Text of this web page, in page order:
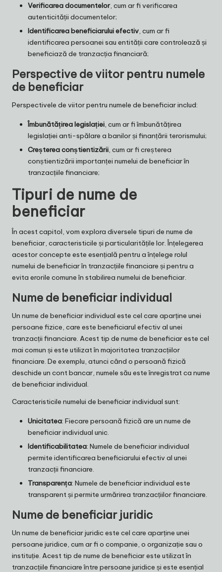
Verificarea documentelor, cum ar fi verificarea
autenticității documentelor;
Identificarea beneficiarului efectiv, cum ar fi
identificarea persoanei sau entității care controlează și
beneficiază de tranzacția financiară;
Perspective de viitor pentru numele
de beneficiar
Perspectivele de viitor pentru numele de beneficiar includ:
Îmbunătățirea legislației, cum ar fi îmbunătățirea
legislației anti-spălare a banilor și finanțării terorismului;
Creșterea conștientizării, cum ar fi creșterea
conștientizării importanței numelui de beneficiar în
tranzacțiile financiare;
Tipuri de nume de
beneficiar
În acest capitol, vom explora diversele tipuri de nume de
beneficiar, caracteristicile și particularitățile lor. Înțelegerea
acestor concepte este esențială pentru a înțelege rolul
numelui de beneficiar în tranzacțiile financiare și pentru a
evita erorile comune în stabilirea numelui de beneficiar.
Nume de beneficiar individual
Un nume de beneficiar individual este cel care aparține unei
persoane fizice, care este beneficiarul efectiv al unei
tranzacții financiare. Acest tip de nume de beneficiar este cel
mai comun și este utilizat în majoritatea tranzacțiilor
financiare. De exemplu, atunci când o persoană fizică
deschide un cont bancar, numele său este înregistrat ca nume
de beneficiar individual.
Caracteristicile numelui de beneficiar individual sunt:
Unicitatea: Fiecare persoană fizică are un nume de
beneficiar individual unic.
Identificabilitatea: Numele de beneficiar individual
permite identificarea beneficiarului efectiv al unei
tranzacții financiare.
Transparența: Numele de beneficiar individual este
transparent și permite urmărirea tranzacțiilor financiare.
Nume de beneficiar juridic
Un nume de beneficiar juridic este cel care aparține unei
persoane juridice, cum ar fi o companie, o organizație sau o
instituție. Acest tip de nume de beneficiar este utilizat în
tranzacțiile financiare între persoane juridice și este esențial